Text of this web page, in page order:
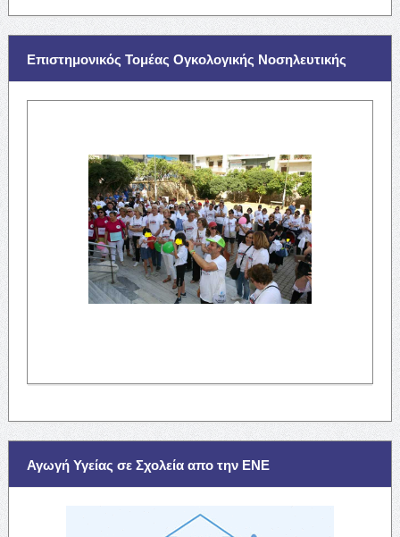
Επιστημονικός Τομέας Ογκολογικής Νοσηλευτικής
Αγωγή Υγείας σε Σχολεία απο την ΕΝΕ